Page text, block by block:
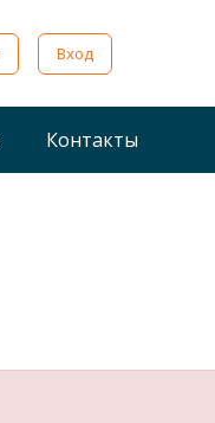
Вход
Контакты